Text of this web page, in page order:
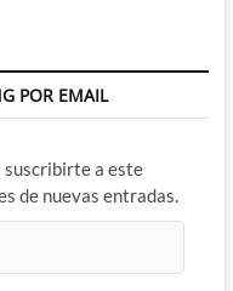
POR EMAIL
a este
de nuevas entradas.